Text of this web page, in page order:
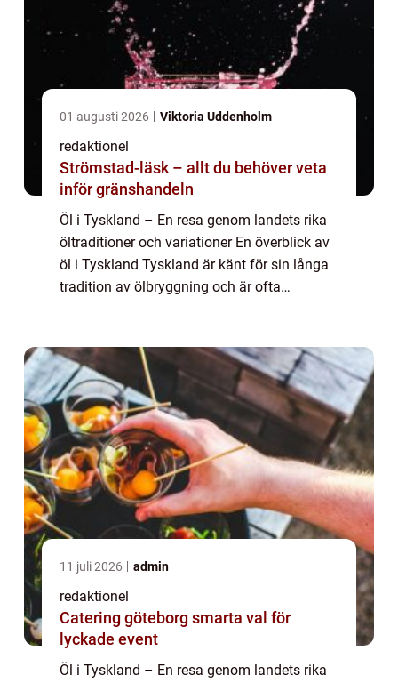
01 augusti 2026 Viktoria Uddenholm
redaktionel
Strömstad-läsk – allt du behöver veta
inför gränshandeln
Öl i Tyskland – En resa genom landets rika
öltraditioner och variationer En överblick av
öl i Tyskland Tyskland är känt för sin långa
tradition av ölbryggning och är ofta
11 juli 2026 admin
redaktionel
Catering göteborg smarta val för
lyckade event
Öl i Tyskland – En resa genom landets rika